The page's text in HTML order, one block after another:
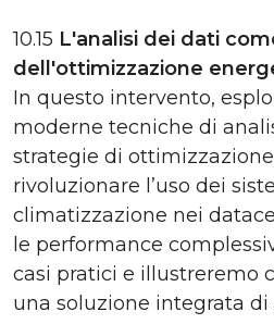
10.15 L'analisi dei dati
dell'ottimizzazione
In questo intervento,
moderne tecniche di
strategie di
rivoluzionare l’uso dei
climatizzazione nei
le performance
casi pratici e illustreremo
una soluzione integrata